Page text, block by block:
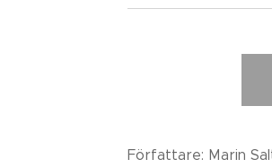
Författare: Marin